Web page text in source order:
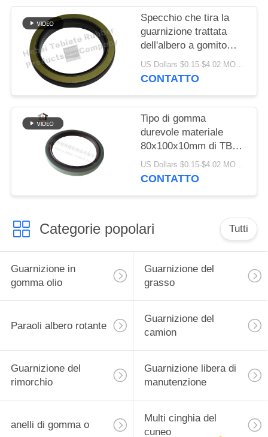
a gomito di FFPM
Specchio che tira la
guarnizione trattata
dell'albero a gomito
75x100x10/13mm per
la guarnizione rotatoria
US Dollars $0.15-$4.02 MOQ:500pcs
CONTATTO
Tipo di gomma
durevole materiale
80x100x10mm di TB
del labbro della
guarnizione singolo di
US Dollars $0.15-$4.02 MOQ:20pcs
CONTATTO
Categorie popolari Tutti
Guarnizione in
gomma olio
Guarnizione del
grasso
Paraoli albero rotante
Guarnizione del
camion
Guarnizione del
rimorchio
Guarnizione libera di
manutenzione
anelli di gomma o
Multi cinghia del
cuneo